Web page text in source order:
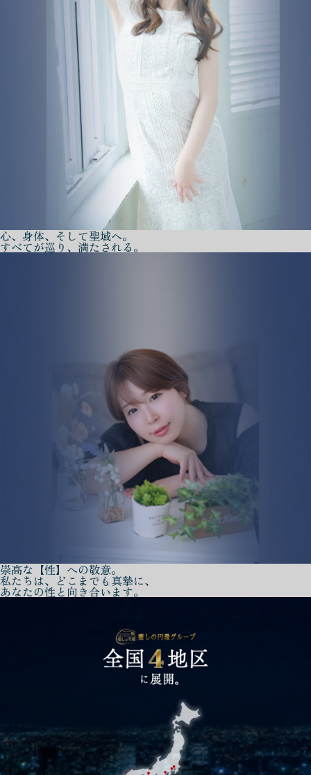
心、身体、そして聖域へ。
すべてが巡り、満たされる。
崇高な【性】への敬意。
私たちは、どこまでも真摯に、
あなたの性と向き合います。